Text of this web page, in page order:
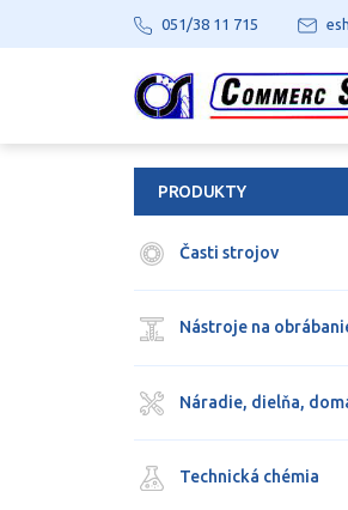
PRODUKTY
Časti strojov
Nástroje na
Náradie, dielňa,
Technická chémia
051/38 11 715